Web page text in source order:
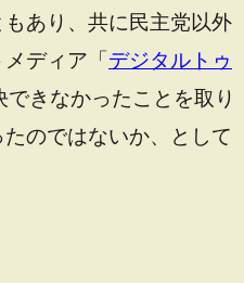
あり、共に民主党以外
ディア「デジタルトゥ
きなかったことを取り
のではないか、として